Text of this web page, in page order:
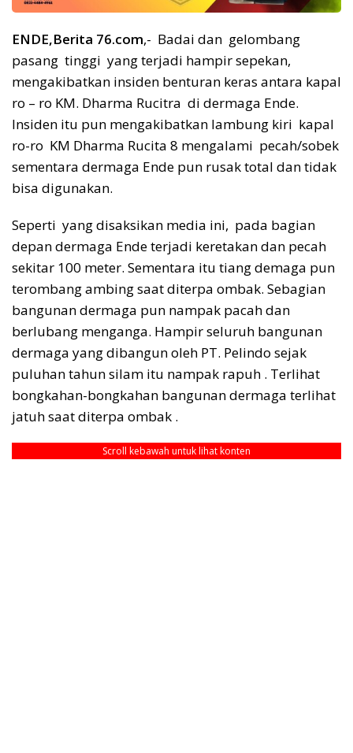
ENDE,Berita 76.com,- Badai dan gelombang
pasang tinggi yang terjadi hampir sepekan,
mengakibatkan insiden benturan keras antara kapal
ro – ro KM. Dharma Rucitra di dermaga Ende.
Insiden itu pun mengakibatkan lambung kiri kapal
ro-ro KM Dharma Rucita 8 mengalami pecah/sobek
sementara dermaga Ende pun rusak total dan tidak
bisa digunakan.
Seperti yang disaksikan media ini, pada bagian
depan dermaga Ende terjadi keretakan dan pecah
sekitar 100 meter. Sementara itu tiang demaga pun
terombang ambing saat diterpa ombak. Sebagian
bangunan dermaga pun nampak pacah dan
berlubang menganga. Hampir seluruh bangunan
dermaga yang dibangun oleh PT. Pelindo sejak
puluhan tahun silam itu nampak rapuh . Terlihat
bongkahan-bongkahan bangunan dermaga terlihat
jatuh saat diterpa ombak .
Scroll kebawah untuk lihat konten